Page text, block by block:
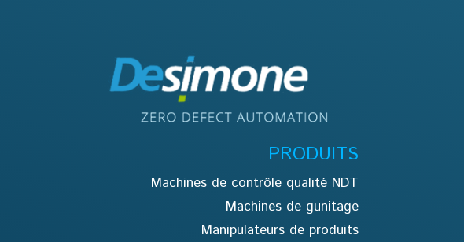
PRODUITS
Machines de contrôle qualité NDT
Machines de gunitage
Manipulateurs de produits